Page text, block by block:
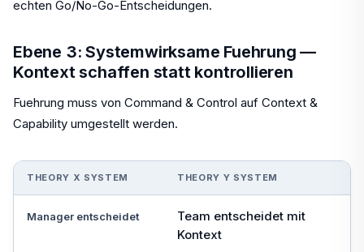
echten Go/No-Go-Entscheidungen.
Ebene 3: Systemwirksame Fuehrung —
Kontext schaffen statt kontrollieren
Fuehrung muss von Command & Control auf Context &
Capability umgestellt werden.
THEORY X SYSTEM THEORY Y SYSTEM
Manager entscheidet
Team entscheidet mit
Kontext